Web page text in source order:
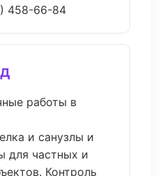
458-66-84
работы в
и санузлы и
для частных и
Контроль